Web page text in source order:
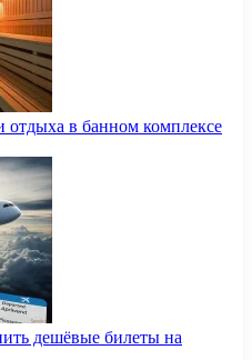
отдыха в банном комплексе
дешёвые билеты на